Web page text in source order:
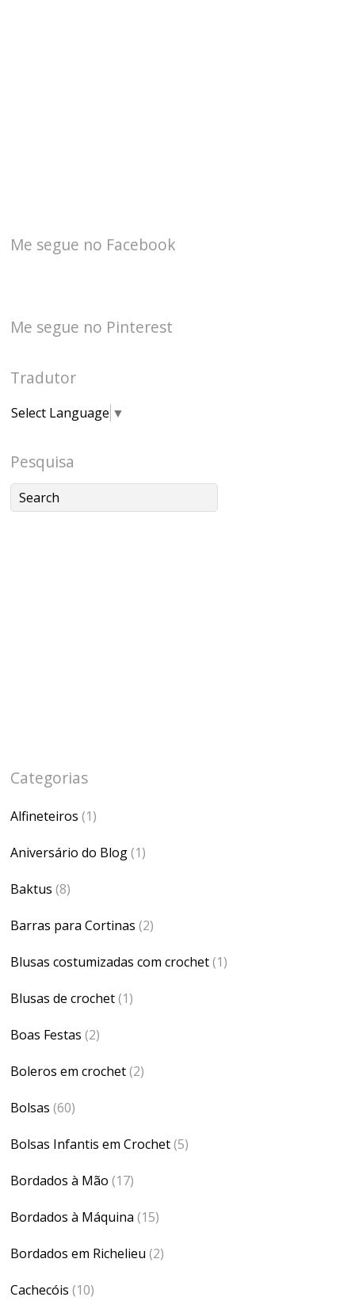
Me segue no Facebook
Me segue no Pinterest
Tradutor
Select Language ▼
Pesquisa
Categorias
Alfineteiros (1)
Aniversário do Blog(1)
Baktus (8)
Barras para Cortinas (2)
Blusas costumizadas com crochet(1)
Blusas de crochet(1)
Boas Festas (2)
Boleros em crochet(2)
Bolsas (60)
Bolsas Infantis em Crochet(5)
Bordados à Mão (17)
Bordados à Máquina (15)
Bordados em Richelieu (2)
Cachecóis (10)